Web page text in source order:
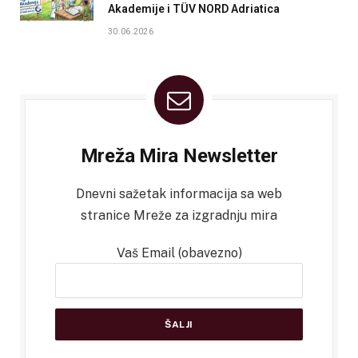
Akademije i TÜV NORD Adriatica
30.06.2026
Mreža Mira Newsletter
Dnevni sažetak informacija sa web
stranice Mreže za izgradnju mira
Vaš Email (obavezno)